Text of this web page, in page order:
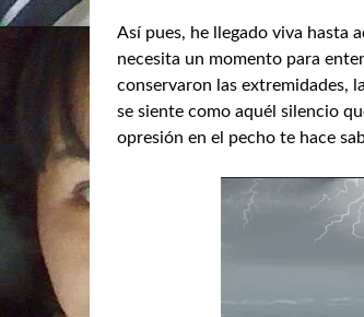
Así pues, he llegado viva hasta
necesita un momento para
conservaron las extremidades,
se siente como aquél silencio
opresión en el pecho te hace